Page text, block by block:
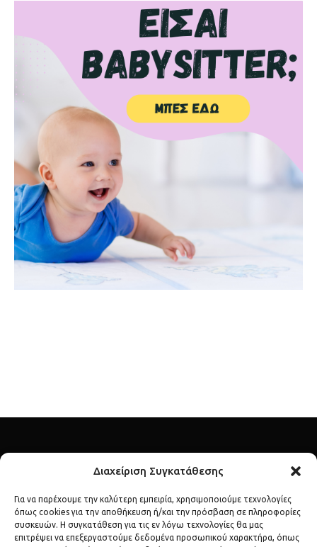
Διαχείριση Συγκατάθεσης
Για να παρέχουμε την καλύτερη εμπειρία, χρησιμοποιούμε τεχνολογίες
όπως cookies για την αποθήκευση ή/και την πρόσβαση σε πληροφορίες
συσκευών. Η συγκατάθεση για τις εν λόγω τεχνολογίες θα μας
επιτρέψει να επεξεργαστούμε δεδομένα προσωπικού χαρακτήρα, όπως
Ανακάλυψε τον λαμπερό κόσμο των διασήμων μέσα από το
celebs.gr – το απόλυτο σημείο αναφοράς για lifestyle, μόδα,